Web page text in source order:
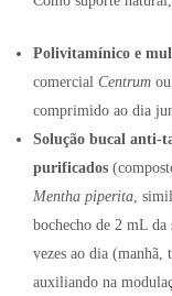
Polivitamínico e
comercial Centrum
comprimido ao dia
Solução bucal anti-
purificados
Mentha piperita,
bochecho de 2 mL
vezes ao dia (manhã,
auxiliando na